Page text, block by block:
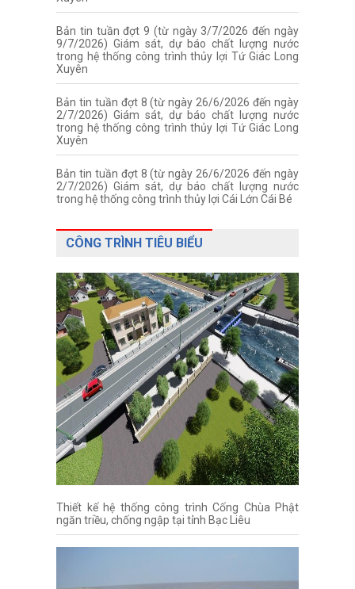
Bản tin tuần đợt 9 (từ ngày 3/7/2026 đến ngày
9/7/2026) Giám sát, dự báo chất lượng nước
trong hệ thống công trình thủy lợi Tứ Giác Long
Xuyên
Bản tin tuần đợt 8 (từ ngày 26/6/2026 đến ngày
2/7/2026) Giám sát, dự báo chất lượng nước
trong hệ thống công trình thủy lợi Tứ Giác Long
Xuyên
Bản tin tuần đợt 8 (từ ngày 26/6/2026 đến ngày
2/7/2026) Giám sát, dự báo chất lượng nước
trong hệ thống công trình thủy lợi Cái Lớn Cái Bé
CÔNG TRÌNH TIÊU BIỂU
Thiết kế hệ thống công trình Cống Chùa Phật
ngăn triều, chống ngập tại tỉnh Bạc Liêu